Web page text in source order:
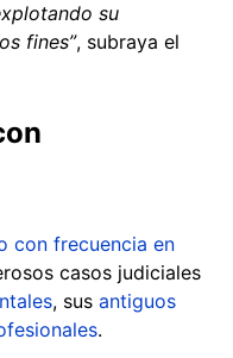
su
fines”, subraya el
con frecuencia en
casos judiciales
, sus antiguos
.